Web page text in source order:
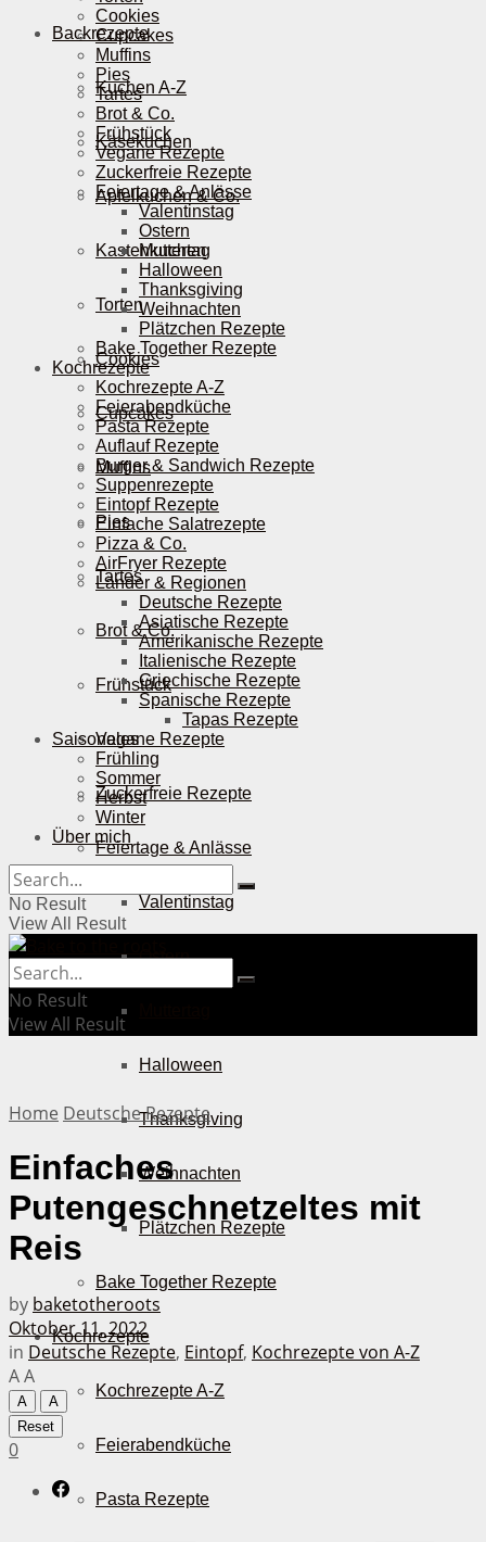
Backrezepte
Kuchen A-Z
Käsekuchen
Apfelkuchen & Co.
Kastenkuchen
Torten
Cookies
Cupcakes
Muffins
Pies
Tartes
Brot & Co.
Frühstück
Vegane Rezepte
Zuckerfreie Rezepte
Feiertage & Anlässe
Valentinstag
Ostern
Halloween
Thanksgiving
Weihnachten
Plätzchen Rezepte
Bake Together Rezepte
Kochrezepte
Kochrezepte A-Z
Feierabendküche
Pasta Rezepte
Cookies
Cupcakes
Muffins
Pies
Tartes
Brot & Co.
Frühstück
Vegane Rezepte
Zuckerfreie Rezepte
Feiertage & Anlässe
Valentinstag
Ostern
Muttertag
Halloween
Thanksgiving
Weihnachten
Plätzchen Rezepte
Bake Together Rezepte
Kochrezepte
Kochrezepte A-Z
Feierabendküche
Pasta Rezepte
Auflauf Rezepte
Burger & Sandwich Rezepte
Suppenrezepte
Eintopf Rezepte
Einfache Salatrezepte
Pizza & Co.
AirFryer Rezepte
Länder & Regionen
Deutsche Rezepte
Asiatische Rezepte
Amerikanische Rezepte
Italienische Rezepte
Griechische Rezepte
Spanische Rezepte
Tapas Rezepte
Saisonales
Frühling
Sommer
Herbst
Winter
Über mich
No Result
View All Result
No Result
View All Result
Home Deutsche Rezepte
Einfaches
Putengeschnetzeltes mit
Reis
by baketotheroots
Oktober 11, 2022
in Deutsche Rezepte, Eintopf, Kochrezepte von A-Z
AA
A
A
Reset
0